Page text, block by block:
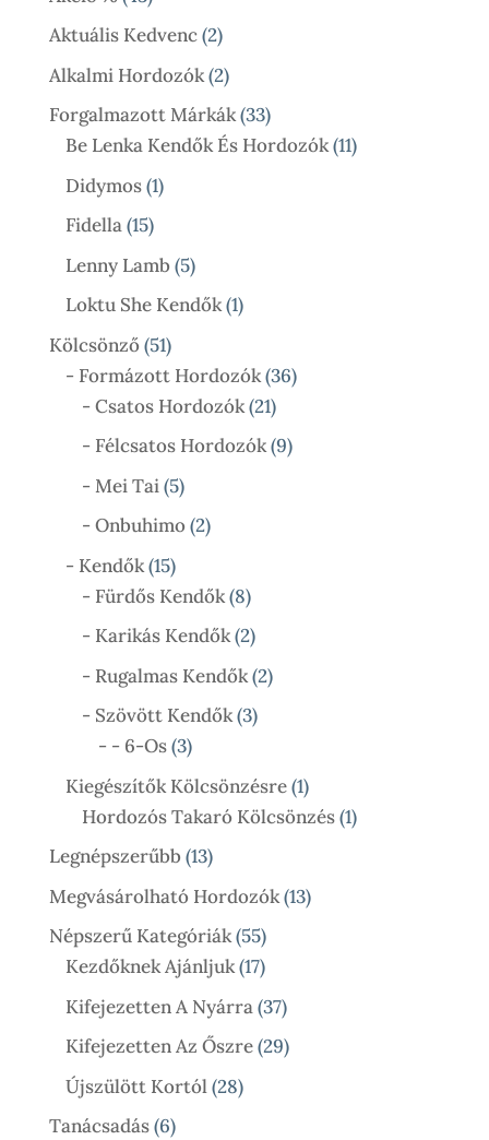
Termék
Aktuális Kedvenc 22
Termék
Alkalmi Hordozók 22
Termék
Forgalmazott Márkák 3333
Termék
Be Lenka Kendők És Hordozók 1111
Didymos 11
Fidella 1515
Termék
Lenny Lamb 55
Termék
Loktu She Kendők 11
Kölcsönző 5151
Termék
- Formázott Hordozók 3636
- Csatos Hordozók 2121
Termék
- Félcsatos Hordozók 99
- Mei Tai 55
Termék
- Onbuhimo 22
- Kendők 1515
Termék
- Fürdős Kendők 88
Termék
- Karikás Kendők 22
Termék
- Rugalmas Kendők 22
- Szövött Kendők 33
- - 6-Os 33
Termék
Kiegészítők Kölcsönzésre 11
Termék
Hordozós Takaró Kölcsönzés 11
Legnépszerűbb 1313
Termék
Megvásárolható Hordozók 1313
Népszerű Kategóriák 5555
Termék
Kezdőknek Ajánljuk 1717
Termék
Kifejezetten A Nyárra 3737
Termék
Kifejezetten Az Őszre 2929
Újszülött Kortól 2828
Tanácsadás 66